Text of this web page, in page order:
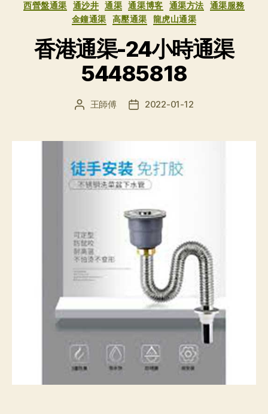
西營盤通渠
通沙井 通渠 通渠博客 通渠方法
通渠服務
金鐘通渠
高壓通渠 龍虎山通渠
香港通渠-24小時通渠
54485818
文
者
王師傅
发
期
2022-01-12